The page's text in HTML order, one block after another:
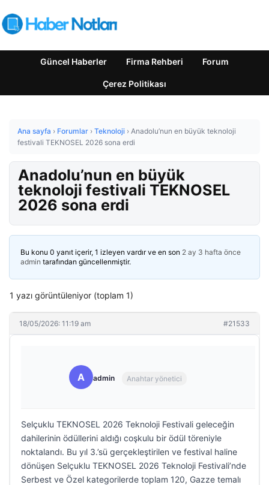
Güncel Haberler Firma Rehberi Forum
Çerez Politikası
Ana sayfa › Forumlar › Teknoloji › Anadolu’nun en büyük teknoloji
festivali TEKNOSEL 2026 sona erdi
Anadolu’nun en büyük
teknoloji festivali TEKNOSEL
2026 sona erdi
Bu konu 0 yanıt içerir, 1 izleyen vardır ve en son 2 ay 3 hafta önce
admin tarafından güncellenmiştir.
1 yazı görüntüleniyor (toplam 1)
18/05/2026: 11:19 am #21533
A admin Anahtar yönetici
Selçuklu TEKNOSEL 2026 Teknoloji Festivali geleceğin
dahilerinin ödüllerini aldığı coşkulu bir ödül töreniyle
noktalandı. Bu yıl 3.’sü gerçekleştirilen ve festival haline
dönüşen Selçuklu TEKNOSEL 2026 Teknoloji Festivali’nde
Serbest ve Özel kategorilerde toplam 120, Gazze temalı